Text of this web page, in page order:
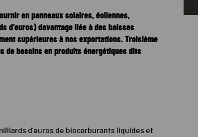
en panneaux solaires, éoliennes,
d’euros) davantage liée à des baisses
supérieures à nos exportations. Troisième
de besoins en produits énergétiques dits
d’euros de biocarburants liquides et